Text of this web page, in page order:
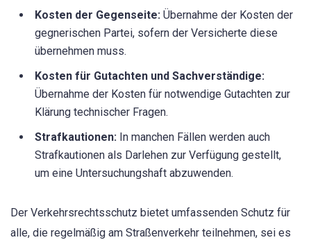
Kosten der Gegenseite: Übernahme der Kosten der
gegnerischen Partei, sofern der Versicherte diese
übernehmen muss.
Kosten für Gutachten und Sachverständige:
Übernahme der Kosten für notwendige Gutachten zur
Klärung technischer Fragen.
Strafkautionen: In manchen Fällen werden auch
Strafkautionen als Darlehen zur Verfügung gestellt,
um eine Untersuchungshaft abzuwenden.
Der Verkehrsrechtsschutz bietet umfassenden Schutz für
alle, die regelmäßig am Straßenverkehr teilnehmen, sei es